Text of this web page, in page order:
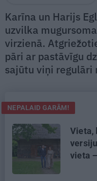
Karīna un Harijs
uzvilka
virzienā.
pāri ar pastāvīgu
sajūtu viņi regulāri
NEPALAID GARĀM!
Vieta,
vieta